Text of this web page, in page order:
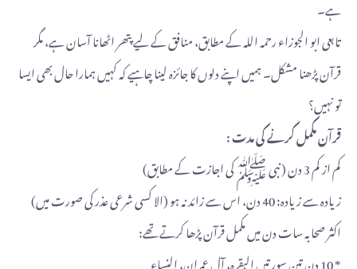
ہے۔
تابعی ابو الجوزاء رحمہ اللہ کے مطابق، منافق کے لیے پتھر اٹھانا آسان ہے، مگر
قرآن پڑھنا مشکل۔ ہمیں اپنے دلوں کا جائزہ لینا چاہیے کہ کہیں ہمارا حال بھی ایسا
تو نہیں؟
قرآن مکمل کرنے کی مدت :
کم از کم 3 دن ( نبی ﷺ کی اجازت کے مطابق)
زیادہ سے زیادہ: 40 دن، اس سے زائد نہ ہو (الا کسی شرعی عذر کی صورت میں)
اکثر صحابہ سات دن میں مکمل قرآن پڑھا کرتے تھے:
* 10 دن تین سورتیں البقرہ، آل عمران، النساء